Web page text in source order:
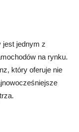
jest jednym z
na rynku.
który oferuje nie